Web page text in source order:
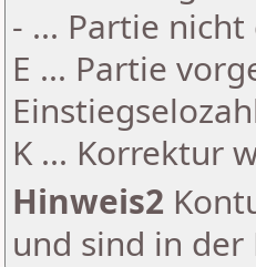
- ... Partie
E ... Partie
K ... Korrektur
Hinweis2
und sind in